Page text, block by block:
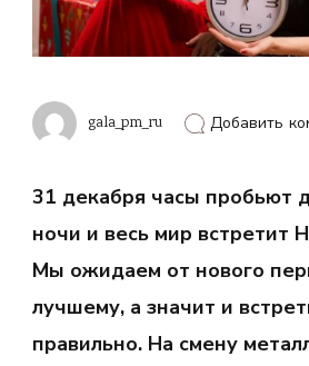
gala_pm_ru Добавить
31 декабря часы пробьют
ночи и весь мир встретит
Мы ожидаем от нового
лучшему, а значит и
правильно. На смену